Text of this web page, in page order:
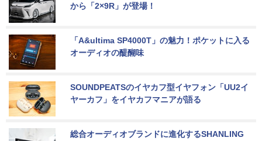
から「2×9R」が登場！
「A&ultima SP4000T」の魅力！ポケットに入る
オーディオの醍醐味
SOUNDPEATSのイヤカフ型イヤフォン「UU2イ
ヤーカフ」をイヤカフマニアが語る
総合オーディオブランドに進化するSHANLING